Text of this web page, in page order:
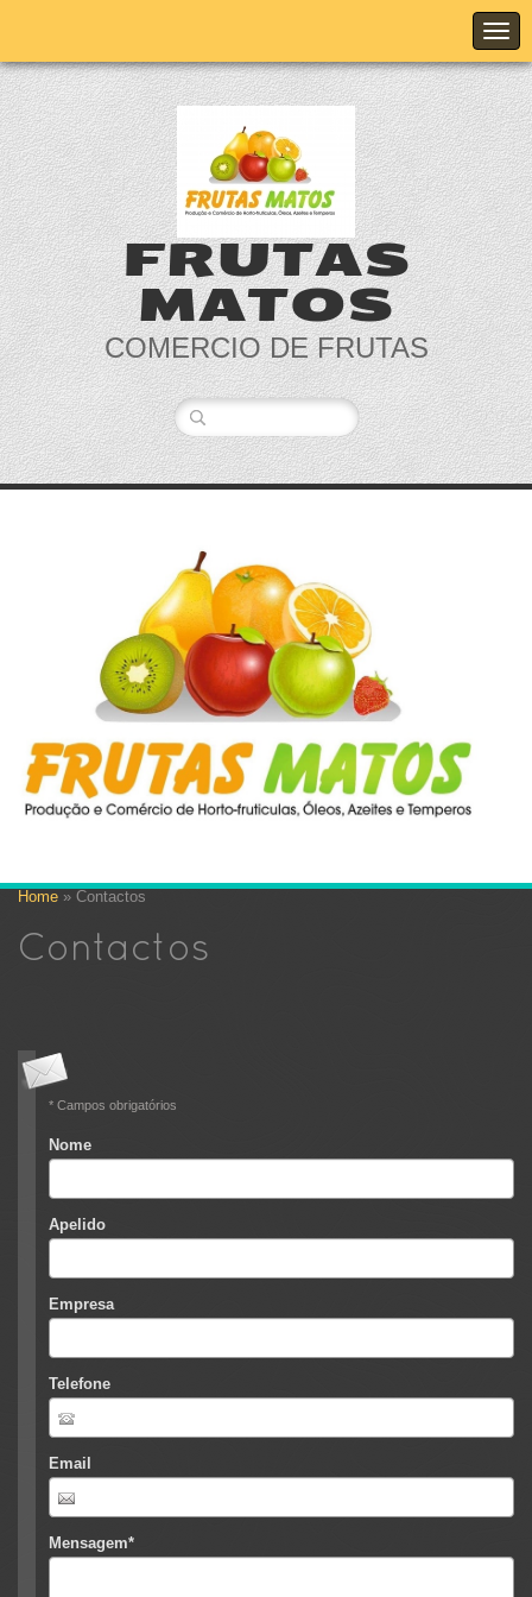
FRUTAS
MATOS
COMERCIO DE FRUTAS
Home » Contactos
Contactos
* Campos obrigatórios
Nome
Apelido
Empresa
Telefone
Email
Mensagem*